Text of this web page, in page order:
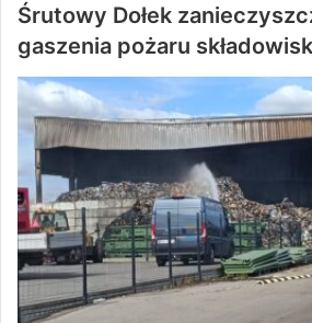
Śrutowy Dołek
gaszenia pożaru